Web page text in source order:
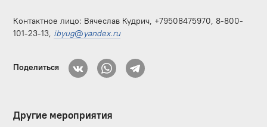
Контактное лицо: Вячеслав Кудрич, +79508475970, 8-800-
101-23-13, ibyug@yandex.ru
Поделиться
Другие мероприятия